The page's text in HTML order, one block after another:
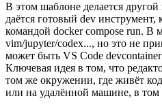
В этом шаблоне делается другой
даётся готовый dev
командой docker compose run. В
vim/jupyter/codex..., но это не
может быть VS Code
Ключевая идея в том, что
том же окружении, где живёт
или на удалённой машине, в том